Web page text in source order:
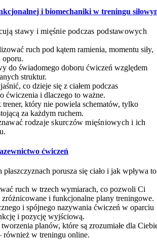
i biomechaniki w treningu
stawy i mięśnie podczas podstawowych
ruch pod kątem ramienia, momentu siły,
oporu.
do świadomego doboru ćwiczeń względem
struktur.
co dzieje się z ciałem podczas
ćwiczenia i dlaczego to ważne.
trener, który nie powiela schematów, tylko
za każdym ruchem.
rodzaje skurczów mięśniowych i ich
ćwiczeń
porusza się ciało i jak wpływa to
ruch w trzech wymiarach, co pozwoli Ci
i funkcjonalne plany treningowe.
i spójnego nazywania ćwiczeń w oparciu
i pozycję wyjściową.
planów, które są zrozumiałe dla
w treningu online.